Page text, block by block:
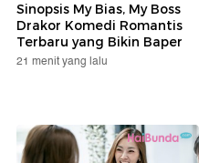
Sinopsis My Bias, My Boss
Drakor Komedi Romantis
Terbaru yang Bikin Baper
21 menit yang lalu